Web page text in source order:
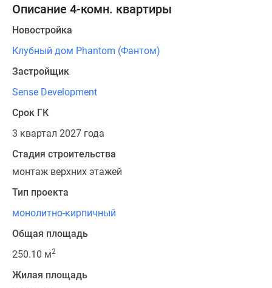
Описание 4-комн. квартиры
Новостройка
Клубный дом Phantom (Фантом)
Застройщик
Sense Development
Срок ГК
3 квартал 2027 года
Стадия строительства
монтаж верхних этажей
Тип проекта
монолитно-кирпичный
Общая площадь
250.10 м2
Жилая площадь